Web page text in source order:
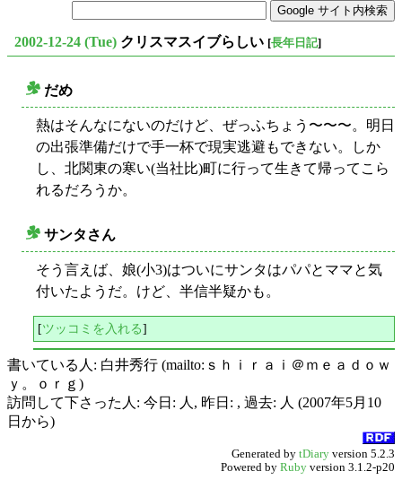
2002-12-24 (Tue) クリスマスイブらしい [長年日記]
だめ
熱はそんなにないのだけど、ぜっふちょう〜〜〜。明日
の出張準備だけで手一杯で現実逃避もできない。しか
し、北関東の寒い(当社比)町に行って生きて帰ってこら
れるだろうか。
サンタさん
そう言えば、娘(小3)はついにサンタはパパとママと気
付いたようだ。けど、半信半疑かも。
[ツッコミを入れる]
書いている人: 白井秀行 (mailto:ｓｈｉｒａｉ＠ｍｅａｄｏｗ
ｙ。ｏｒｇ)
訪問して下さった人: 今日: 人, 昨日: , 過去: 人 (2007年5月10
日から)
Generated by tDiary version 5.2.3
Powered by Ruby version 3.1.2-p20